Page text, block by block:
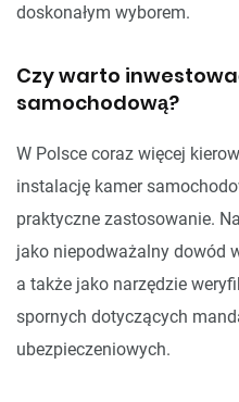
doskonałym wyborem.
Czy warto
samochodową?
W Polsce coraz więcej
instalację kamer
praktyczne zastosowanie.
jako niepodważalny dowód
a także jako narzędzie
spornych dotyczących
ubezpieczeniowych.